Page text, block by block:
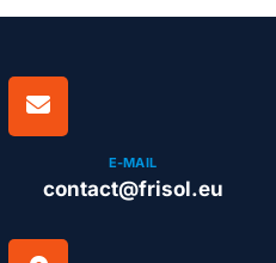
E-MAIL
contact@frisol.eu